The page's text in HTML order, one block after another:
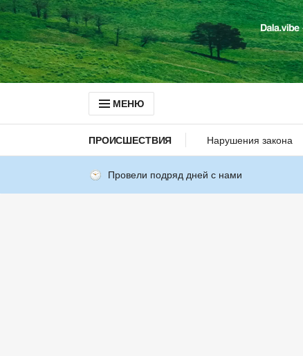
МЕНЮ
ПРОИСШЕСТВИЯ Нарушения закона
Провели подряд дней с нами